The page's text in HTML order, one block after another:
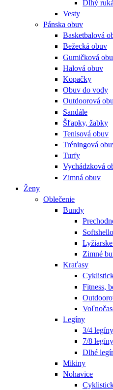
Dlhý
Vesty
Pánska obuv
Basketbalová
Bežecká obuv
Gumičková
Halová obuv
Kopačky
Obuv do vody
Outdoorová
Sandále
Šľapky, žabky
Tenisová obuv
Tréningová
Turfy
Vychádzková
Zimná obuv
Ženy
Oblečenie
Bundy
Zimné
Kraťasy
Fitness,
Legíny
3/4 legíny
7/8 legíny
Dlhé
Mikiny
Nohavice